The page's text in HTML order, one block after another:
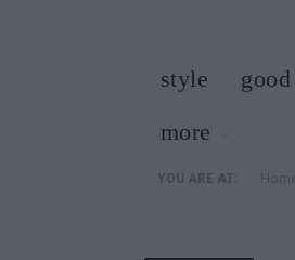
style
more
YOU ARE AT: